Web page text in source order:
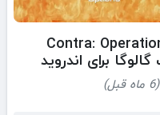
Contra:
برای اندروید